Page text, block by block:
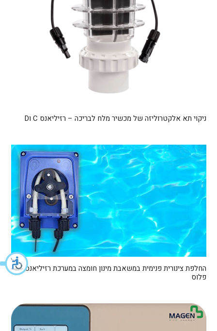
ניקוי תא אלקטרוליזה של מכשיר מלח לבריכה – רזיליאנס C וD
החלפת צינורית פנימית במשאבת מינון חומצה במערכת רזיליאנס D
פלוס